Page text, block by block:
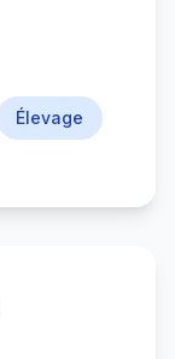
Élevage